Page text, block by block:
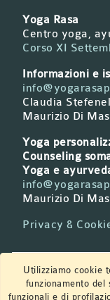
Yoga Rasa
Centro yoga,
Corso XI
Informazioni e
Claudia
Maurizio Di
Yoga
Counseling
Yoga e
Maurizio Di
Privacy &
Utilizziamo cookie
funzionamento
funzionali e di